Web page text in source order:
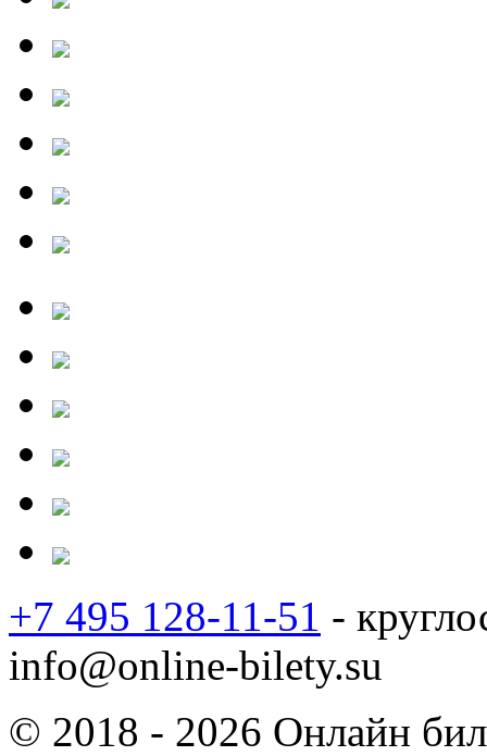
+7 495 128-11-51 -
info@online-bilety.su
© 2018 - 2026 Онлайн